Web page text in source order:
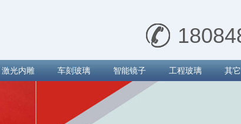
激光内雕 车刻玻璃 智能镜子 工程玻璃 其